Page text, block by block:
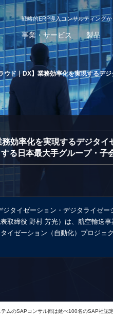
戦略的ERP導入コンサルティング
事業・サービス 製品
ウド｜DX】業務効率化を実現するデ
務効率化を実現するデジタ
る日本最大手グループ・子
ジタイゼーション・デジタライゼ
取締役 野村 芳光）は、航空輸送
イゼーション（自動化）プロジェ
テムのSAPコンサル部は延べ100名のSAP社認